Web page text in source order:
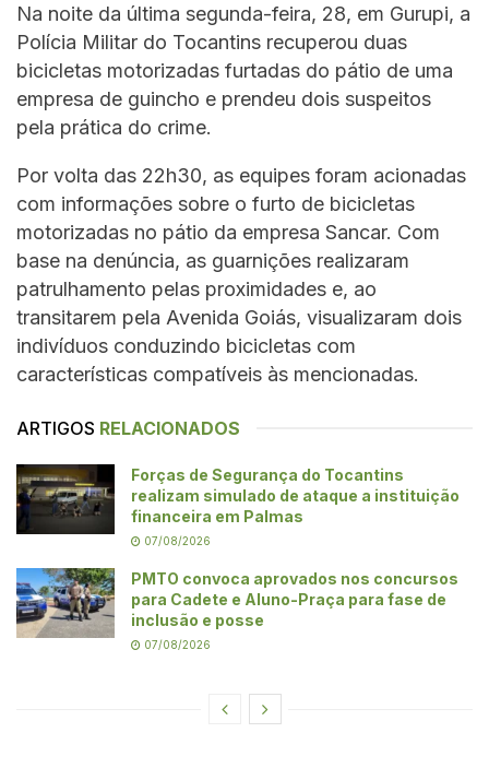
Na noite da última segunda-feira, 28, em Gurupi, a
Polícia Militar do Tocantins recuperou duas
bicicletas motorizadas furtadas do pátio de uma
empresa de guincho e prendeu dois suspeitos
pela prática do crime.
Por volta das 22h30, as equipes foram acionadas
com informações sobre o furto de bicicletas
motorizadas no pátio da empresa Sancar. Com
base na denúncia, as guarnições realizaram
patrulhamento pelas proximidades e, ao
transitarem pela Avenida Goiás, visualizaram dois
indivíduos conduzindo bicicletas com
características compatíveis às mencionadas.
ARTIGOS RELACIONADOS
Forças de Segurança do Tocantins
realizam simulado de ataque a instituição
financeira em Palmas
07/08/2026
PMTO convoca aprovados nos concursos
para Cadete e Aluno-Praça para fase de
inclusão e posse
07/08/2026